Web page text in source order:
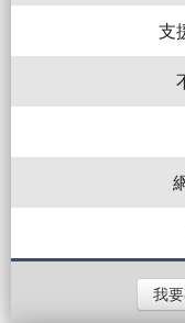
支
我